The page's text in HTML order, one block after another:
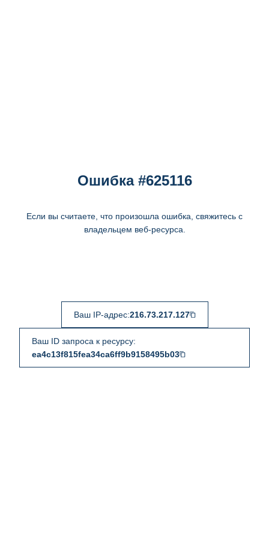
Ошибка #625116
Если вы считаете, что произошла ошибка, свяжитесь с
владельцем веб-ресурса.
Ваш IP-адрес:216.73.217.127
Ваш ID запроса к ресурсу:
ea4c13f815fea34ca6ff9b9158495b03